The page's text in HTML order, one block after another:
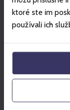
ktoré ste im
používali ich
SZCZYRK
(dzieci 6-